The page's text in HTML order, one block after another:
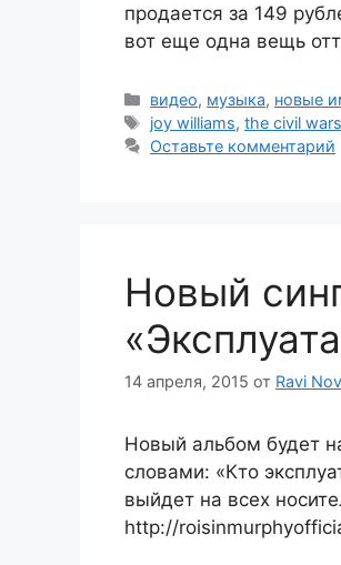
продается за 149
вот еще одна вещь
Рубрики
видео, музыка, новые
Метки
joy williams,the civil wars
Оставьте комментарий
Новый
14 апреля, 2015 от Ravi
Новый альбом будет
словами: «Кто
выйдет на всех
http://